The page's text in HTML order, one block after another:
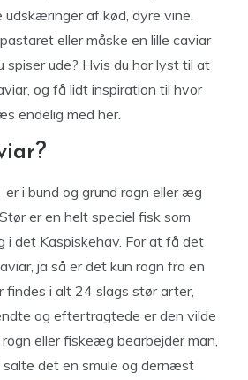
udskæringer af kød, dyre vine,
eller måske en lille caviar
ude? Hvis du har lyst til at
og få lidt inspiration til hvor
endelig med her.
er i bund og grund rogn eller æg
er en helt speciel fisk som
i det Kaspiskehav. For at få det
ja så er det kun rogn fra en
findes i alt 24 slags stør arter,
og eftertragtede er den vilde
eller fiskeæg bearbejder man,
det en smule og dernæst